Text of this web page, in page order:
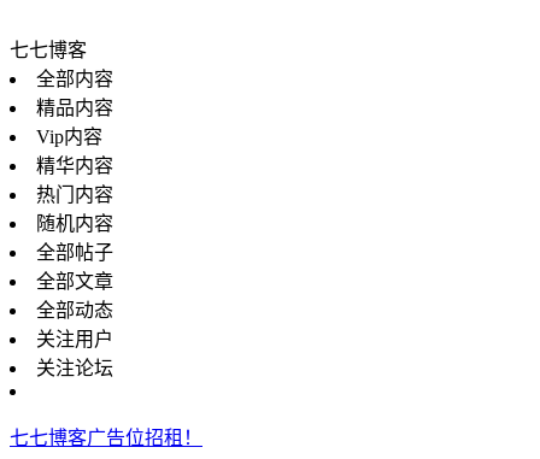
七七博客
全部内容
精品内容
Vip内容
精华内容
热门内容
随机内容
全部帖子
全部文章
全部动态
关注用户
关注论坛
七七博客广告位招租！